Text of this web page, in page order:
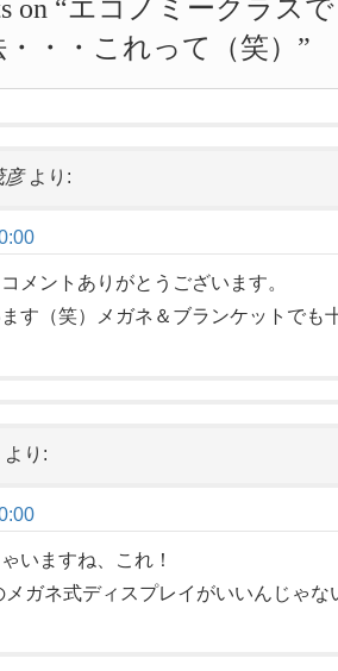
on “エコノミークラス
・・これって（笑） ”
彦 より:
メントありがとうございます。
す（笑）メガネ＆ブランケットでも
より:
いますね、これ！
ガネ式ディスプレイがいいんじゃな